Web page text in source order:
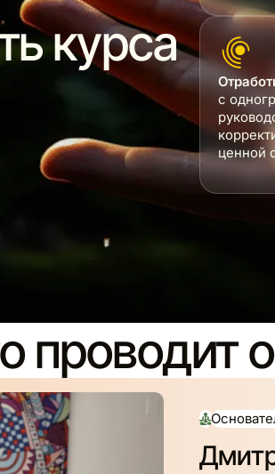
курса
с
ценной
проводит